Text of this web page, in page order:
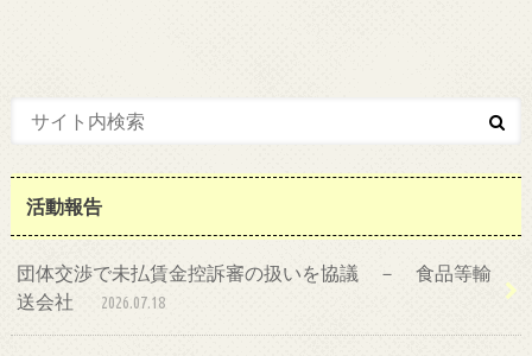
活動報告
団体交渉で未払賃金控訴審の扱いを協議 － 食品等輸
送会社
2026.07.18